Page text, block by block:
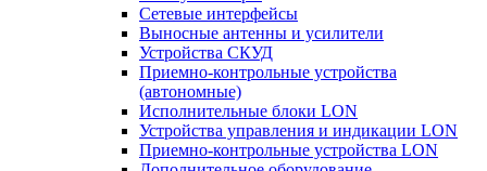
Сетевые интерфейсы
Выносные антенны и усилители
Устройства СКУД
Приемно-контрольные устройства
(автономные)
Исполнительные блоки LON
Устройства управления и индикации LON
Приемно-контрольные устройства LON